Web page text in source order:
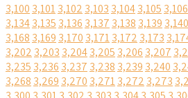
3,100 3,1013,102 3,103 3,1043,105 3,106
3,1343,135 3,136 3,137 3,138 3,139 3,140
3,168 3,169 3,170 3,1713,172 3,173
3,202 3,203 3,2043,205 3,206 3,207
3,235 3,236 3,237 3,238 3,239 3,240
3,268 3,269 3,270 3,2713,272 3,273